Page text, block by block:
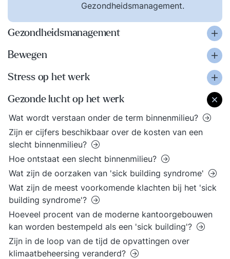
Gezondheidsmanagement.
Gezondheidsmanagement
Bewegen
Stress op het werk
Gezonde lucht op het werk
Wat wordt verstaan onder de term binnenmilieu?
Zijn er cijfers beschikbaar over de kosten van een
slecht binnenmilieu?
Hoe ontstaat een slecht binnenmilieu?
Wat zijn de oorzaken van 'sick building syndrome'
Wat zijn de meest voorkomende klachten bij het 'sick
building syndrome'?
Hoeveel procent van de moderne kantoorgebouwen
kan worden bestempeld als een 'sick building'?
Zijn in de loop van de tijd de opvattingen over
klimaatbeheersing veranderd?